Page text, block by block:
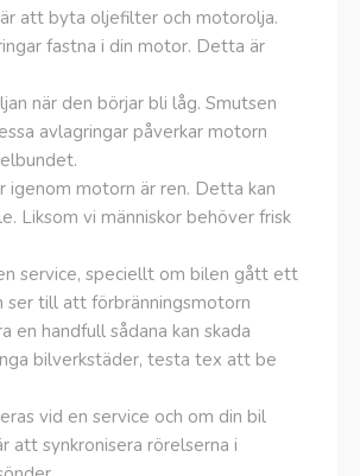
att byta oljefilter och motorolja.
fastna i din motor. Detta är
när den börjar bli låg. Smutsen
avlagringar påverkar motorn
motorn är ren. Detta kan
Liksom vi människor behöver frisk
service, speciellt om bilen gått ett
till att förbränningsmotorn
en handfull sådana kan skada
bilverkstäder, testa tex att be
vid en service och om din bil
att synkronisera rörelserna i